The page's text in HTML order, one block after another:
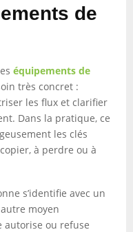
de
équipements de
très concret :
les flux et clarifier
Dans la pratique, ce
les clés
à perdre ou à
s’identifie avec un
moyen
autorise ou refuse